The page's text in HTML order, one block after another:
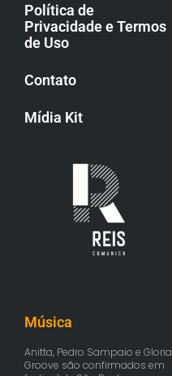
Política de
Privacidade e Termos
de Uso
Contato
Mídia Kit
Música
Anitta, Pedro Sampaio e Gloria
Groove são confirmados em